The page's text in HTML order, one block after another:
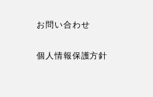
お問い合わせ
個人情報保護方針